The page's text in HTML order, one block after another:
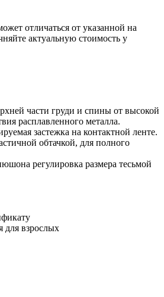
отличаться от указанной на
актуальную стоимость у
части груди и спины от высокой
расплавленного металла.
застежка на контактной ленте.
обтачкой, для полного
регулировка размера тесьмой
для взрослых